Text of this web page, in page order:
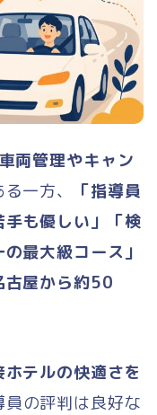
車両管理やキャン
一方、
「指導員
も優しい」「検
最大級コース」
古屋から約50
テルの快適さを
の評判は良好な
ホーム
ランキング
（バイク）
小型二輪